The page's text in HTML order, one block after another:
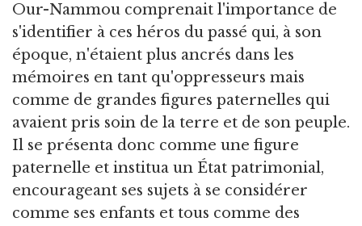
Our-Nammou comprenait l'importance de
s'identifier à ces héros du passé qui, à son
époque, n'étaient plus ancrés dans les
mémoires en tant qu'oppresseurs mais
comme de grandes figures paternelles qui
avaient pris soin de la terre et de son peuple.
Il se présenta donc comme une figure
paternelle et institua un État patrimonial,
encourageant ses sujets à se considérer
comme ses enfants et tous comme des